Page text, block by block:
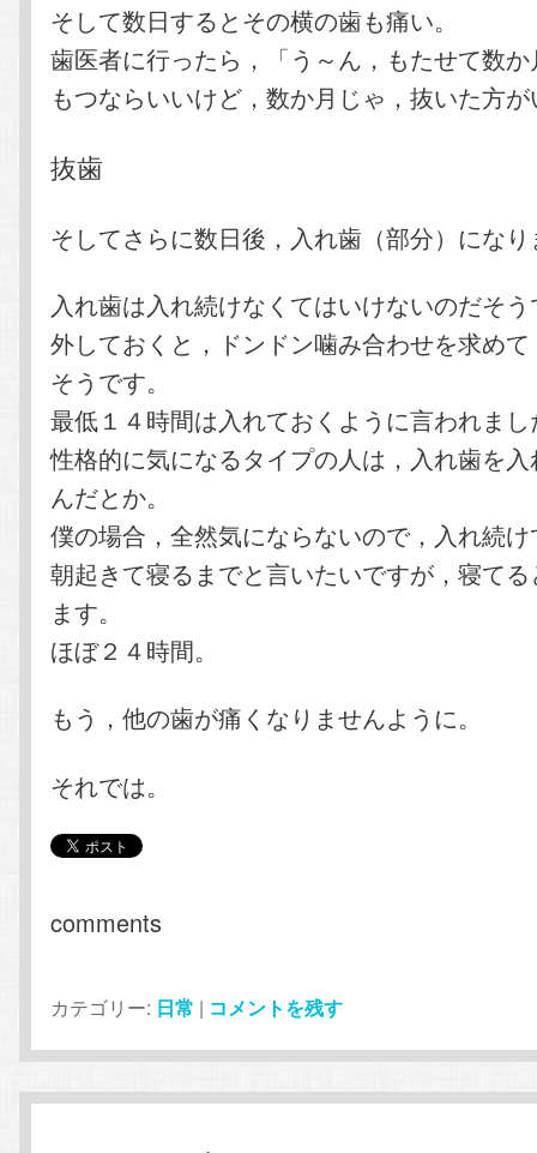
そして数日するとその横の歯も痛い。
歯医者に行ったら，「う～ん，もたせて数
もつならいいけど，数か月じゃ，抜いた方
抜歯
そしてさらに数日後，入れ歯（部分）にな
入れ歯は入れ続けなくてはいけないのだそ
外しておくと，ドンドン噛み合わせを求め
そうです。
最低１４時間は入れておくように言われまし
性格的に気になるタイプの人は，入れ歯を
んだとか。
僕の場合，全然気にならないので，入れ続
朝起きて寝るまでと言いたいですが，寝て
ます。
ほぼ２４時間。
もう，他の歯が痛くなりませんように。
それでは。
comments
カテゴリー: 日常 | コメントを残す